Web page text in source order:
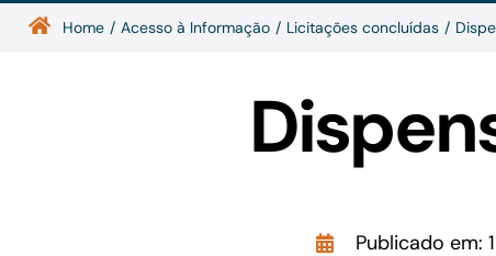
Home Acesso à Informação Licitações concluídas
Publicado em: